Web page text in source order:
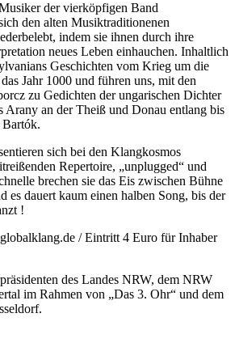
der vierköpfigen Band
den alten Musiktraditionenen
indem sie ihnen durch ihre
neues Leben einhauchen. Inhaltlich
Geschichten vom Krieg um die
Jahr 1000 und führen uns, mit den
zu Gedichten der ungarischen Dichter
Arany an der Theiß und Donau entlang bis
sich bei den Klangkosmos
Repertoire, „unplugged“ und
brechen sie das Eis zwischen Bühne
es dauert kaum einen halben Song, bis der
!
/ Eintritt 4 Euro für Inhaber
des Landes NRW, dem NRW
im Rahmen von „Das 3. Ohr“ und dem